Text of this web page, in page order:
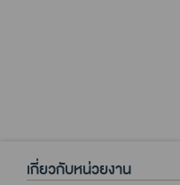
เกี่ยวกับหน่วยงาน